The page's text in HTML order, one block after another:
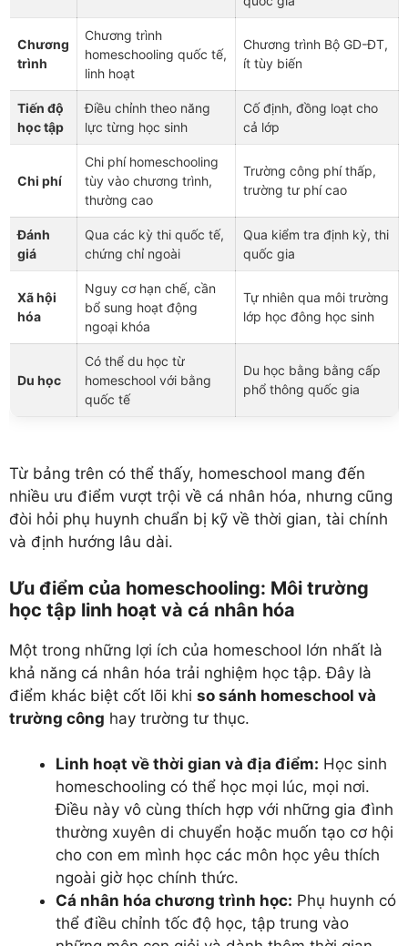
Chương
trình
Chương trình
homeschooling quốc tế,
linh hoạt
Chương trình Bộ GD-ĐT,
ít tùy biến
Tiến độ
học tập
Điều chỉnh theo năng
lực từng học sinh
Cố định, đồng loạt cho
cả lớp
Chi phí
Chi phí homeschooling
tùy vào chương trình,
thường cao
Trường công phí thấp,
trường tư phí cao
Đánh
giá
Qua các kỳ thi quốc tế,
chứng chỉ ngoài
Qua kiểm tra định kỳ, thi
quốc gia
Xã hội
hóa
Nguy cơ hạn chế, cần
bổ sung hoạt động
ngoại khóa
Tự nhiên qua môi trường
lớp học đông học sinh
Du học
Có thể du học từ
homeschool với bằng
quốc tế
Du học bằng bằng cấp
phổ thông quốc gia
Từ bảng trên có thể thấy, homeschool mang đến
nhiều ưu điểm vượt trội về cá nhân hóa, nhưng cũng
đòi hỏi phụ huynh chuẩn bị kỹ về thời gian, tài chính
và định hướng lâu dài.
Ưu điểm của homeschooling: Môi trường
học tập linh hoạt và cá nhân hóa
Một trong những lợi ích của homeschool lớn nhất là
khả năng cá nhân hóa trải nghiệm học tập. Đây là
điểm khác biệt cốt lõi khi so sánh homeschool và
trường công hay trường tư thục.
Linh hoạt về thời gian và địa điểm: Học sinh
homeschooling có thể học mọi lúc, mọi nơi.
Điều này vô cùng thích hợp với những gia đình
thường xuyên di chuyển hoặc muốn tạo cơ hội
cho con em mình học các môn học yêu thích
ngoài giờ học chính thức.
Cá nhân hóa chương trình học: Phụ huynh có
thể điều chỉnh tốc độ học, tập trung vào